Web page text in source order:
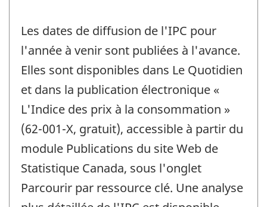
Les dates de diffusion de l'IPC pour
l'année à venir sont publiées à l'avance.
Elles sont disponibles dans Le Quotidien
et dans la publication électronique «
L'Indice des prix à la consommation »
(62-001-X, gratuit), accessible à partir du
module Publications du site Web de
Statistique Canada, sous l'onglet
Parcourir par ressource clé. Une analyse